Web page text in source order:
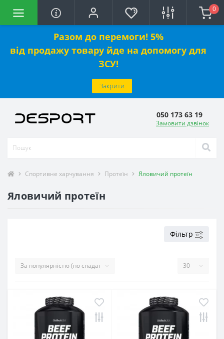
Разом до перемоги! 5%
від продажу товару йде на допомогу для
ЗСУ!
Закрити
0
050 173 63 19
Замовити дзвінок
Спортивне харчування Протеїн Яловичий протеїн
Яловичий протеїн
Фільтр